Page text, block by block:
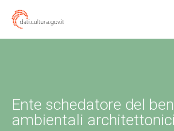
Ente schedatore del
ambientali